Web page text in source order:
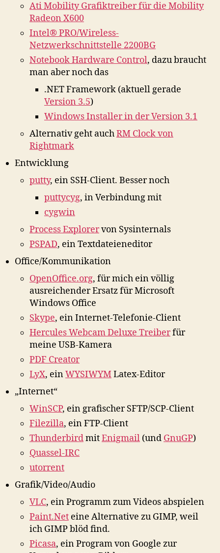
Ati Mobility Grafiktreiber für die Mobility
Radeon X600
Intel® PRO/Wireless-
Netzwerkschnittstelle 2200BG
Notebook Hardware Control, dazu braucht
man aber noch das
.NET Framework (aktuell gerade
Version 3.5)
Windows Installer in der Version 3.1
Alternativ geht auchRM Clock von
Rightmark
Entwicklung
putty, ein SSH-Client. Besser noch
puttycyg, in Verbindung mit
cygwin
Process Explorervon Sysinternals
PSPAD, ein Textdateieneditor
Office/Kommunikation
OpenOffice.org, für mich ein völlig
ausreichender Ersatz für Microsoft
Windows Office
Skype, ein Internet-Telefonie-Client
Hercules Webcam Deluxe Treiberfür
meine USB-Kamera
PDF Creator
LyX, einWYSIWYMLatex-Editor
„Internet“
WinSCP, ein grafischer SFTP/SCP-Client
Filezilla, ein FTP-Client
ThunderbirdmitEnigmail (und GnuGP)
Quassel-IRC
utorrent
Grafik/Video/Audio
VLC, ein Programm zum Videos abspielen
Paint.Net eine Alternative zu GIMP, weil
ich GIMP blöd find.
Picasa, ein Program von Google zur